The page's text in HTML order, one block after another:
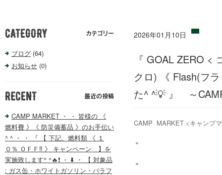
2026年01月10日
『 GOAL ZERO
クロ) 《 Flash(フ
た^ ^💡 』 ～
CAMP MARKET <キャンプ
＊
＊
ブログ (64)
お知らせ (0)
CAMP MARKET ・ ・ 皆様の 《
燃料費 》《 防災備蓄品 》のお手伝い
^ ^ ・ ・ 『 【 下記、燃料類 《 １
０％ ＯＦＦ‼️ 》 キャンペーン 】を
実施致します^ ^🔥❗️ ・ ⬇️ ・ 【 対象品
: ガス缶・ホワイトガソリン・パラフ